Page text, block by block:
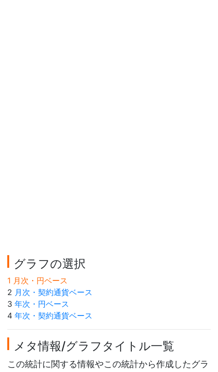
グラフの選択
1 月次・円ベース
2 月次・契約通貨ベース
3 年次・円ベース
4 年次・契約通貨ベース
メタ情報/グラフタイトル一覧
この統計に関する情報やこの統計から作成したグラ